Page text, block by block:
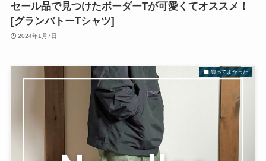
セール品で見つけたボーダーTが可愛くてオススメ！
[グランバトーTシャツ]
2024年1月7日
買ってよかった